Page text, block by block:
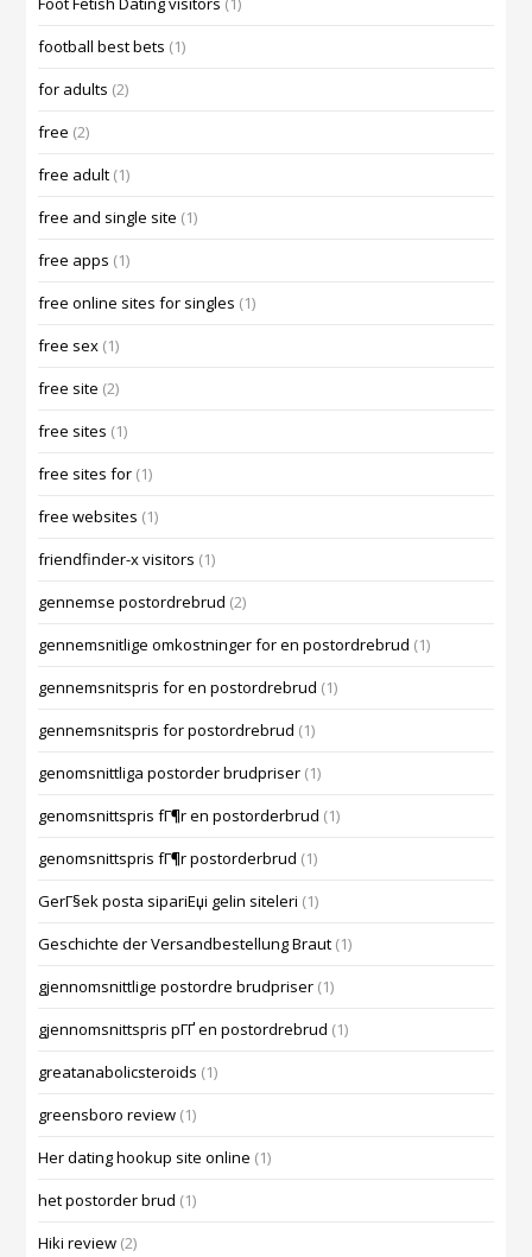
football best bets (1)
for adults (2)
free (2)
free adult (1)
free and single site (1)
free apps (1)
free online sites for singles (1)
free sex (1)
free site (2)
free sites (1)
free sites for (1)
free websites (1)
friendfinder-x visitors (1)
gennemse postordrebrud (2)
gennemsnitlige omkostninger for en postordrebrud (1)
gennemsnitspris for en postordrebrud (1)
gennemsnitspris for postordrebrud (1)
genomsnittliga postorder brudpriser (1)
genomsnittspris fГ¶r en postorderbrud (1)
genomsnittspris fГ¶r postorderbrud (1)
GerГ§ek posta sipariЕџi gelin siteleri (1)
Geschichte der Versandbestellung Braut (1)
gjennomsnittlige postordre brudpriser (1)
gjennomsnittspris pГҐ en postordrebrud (1)
greatanabolicsteroids (1)
greensboro review (1)
Her dating hookup site online (1)
het postorder brud (1)
Hiki review (2)